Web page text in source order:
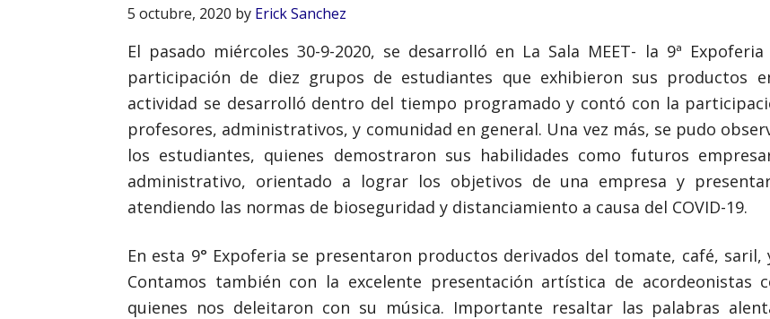
5 octubre, 2020 by Erick Sanchez
El pasado miércoles 30-9-2020, se desarrolló en La Sala MEET- la 9ª
participación de diez grupos de estudiantes que exhibieron sus productos
actividad se desarrolló dentro del tiempo programado y contó con la
profesores, administrativos, y comunidad en general. Una vez más, se pudo
los estudiantes, quienes demostraron sus habilidades como futuros
administrativo, orientado a lograr los objetivos de una empresa y
atendiendo las normas de bioseguridad y distanciamiento a causa del COVID-19.
En esta 9° Expoferia se presentaron productos derivados del tomate, café,
Contamos también con la excelente presentación artística de acordeonistas
quienes nos deleitaron con su música. Importante resaltar las palabras